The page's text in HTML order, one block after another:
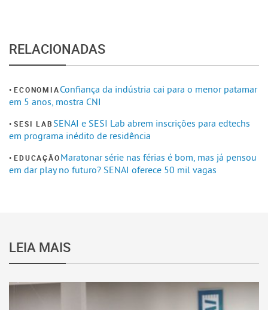
RELACIONADAS
ECONOMIAConfiança da indústria cai para o menor patamar
em 5 anos, mostra CNI
SESI LAB SENAI e SESI Lab abrem inscrições para edtechs
em programa inédito de residência
EDUCAÇÃOMaratonar série nas férias é bom, mas já pensou
em dar play no futuro? SENAI oferece 50 mil vagas
LEIA MAIS